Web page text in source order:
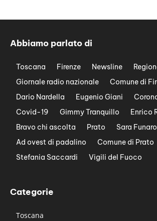
Abbiamo parlato di
Toscana Firenze Newsline
Giornale radio nazionale
Comune di
Dario Nardella
Eugenio Giani
Covid-19
Gimmy Tranquillo
Enrico
Bravo chi ascolta
Prato Sara Funaro
Ad ovest di padalino
Comune di Prato
Stefania Saccardi
Vigili del Fuoco
Categorie
Toscana